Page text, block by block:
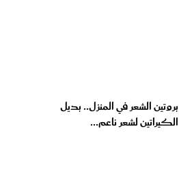
بروتين الشعر في المنزل.. بديل
الكيراتين لشعر ناعم...